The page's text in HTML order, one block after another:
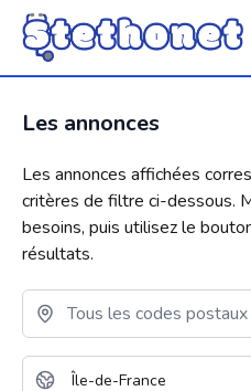
Les annonces
Les annonces affichées
critères de filtre ci-dessous.
besoins, puis utilisez le
résultats.